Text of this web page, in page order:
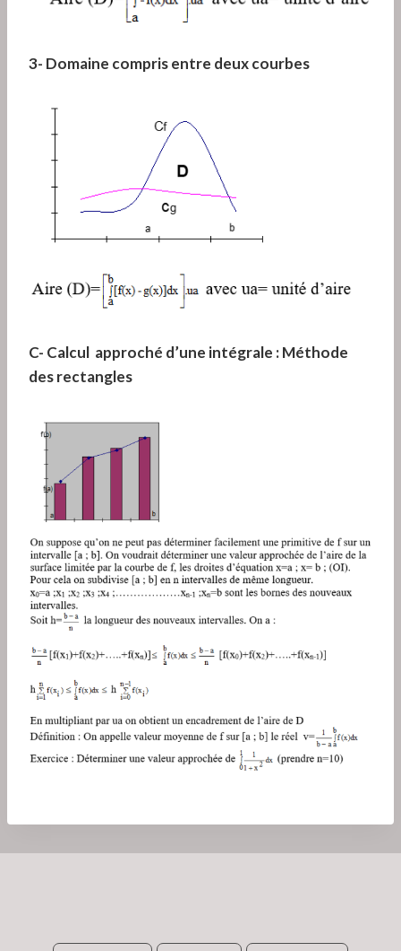
3- Domaine compris entre deux courbes
C- Calcul approché d’une intégrale : Méthode
des rectangles